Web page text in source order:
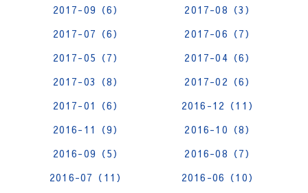
2017-09（6）
2017-08（3）
2017-07（6）
2017-06（7）
2017-05（7）
2017-04（6）
2017-03（8）
2017-02（6）
2017-01（6）
2016-12（11）
2016-11（9）
2016-10（8）
2016-09（5）
2016-08（7）
2016-07（11）
2016-06（10）